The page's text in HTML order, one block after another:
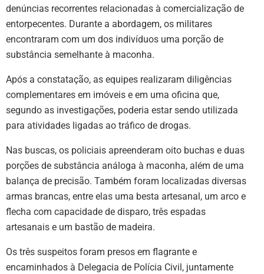
denúncias recorrentes relacionadas à comercialização de
entorpecentes. Durante a abordagem, os militares
encontraram com um dos indivíduos uma porção de
substância semelhante à maconha.
Após a constatação, as equipes realizaram diligências
complementares em imóveis e em uma oficina que,
segundo as investigações, poderia estar sendo utilizada
para atividades ligadas ao tráfico de drogas.
Nas buscas, os policiais apreenderam oito buchas e duas
porções de substância análoga à maconha, além de uma
balança de precisão. Também foram localizadas diversas
armas brancas, entre elas uma besta artesanal, um arco e
flecha com capacidade de disparo, três espadas
artesanais e um bastão de madeira.
Os três suspeitos foram presos em flagrante e
encaminhados à Delegacia de Polícia Civil, juntamente